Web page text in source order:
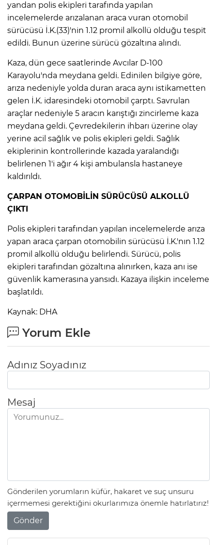
yandan polis ekipleri tarafında yapılan
incelemelerde arızalanan araca vuran otomobil
sürücüsü İ.K.(33)'nin 1.12 promil alkollü olduğu tespit
edildi. Bunun üzerine sürücü gözaltına alındı.
Kaza, dün gece saatlerinde Avcılar D-100
Karayolu'nda meydana geldi. Edinilen bilgiye göre,
arıza nedeniyle yolda duran araca aynı istikametten
gelen İ.K. idaresindeki otomobil çarptı. Savrulan
araçlar nedeniyle 5 aracın karıştığı zincirleme kaza
meydana geldi. Çevredekilerin ihbarı üzerine olay
yerine acil sağlık ve polis ekipleri geldi. Sağlık
ekiplerinin kontrollerinde kazada yaralandığı
belirlenen 1'i ağır 4 kişi ambulansla hastaneye
kaldırıldı.
ÇARPAN OTOMOBİLİN SÜRÜCÜSÜ ALKOLLÜ
ÇIKTI
Polis ekipleri tarafından yapılan incelemelerde arıza
yapan araca çarpan otomobilin sürücüsü İ.K.'nın 1.12
promil alkollü olduğu belirlendi. Sürücü, polis
ekipleri tarafından gözaltına alınırken, kaza anı ise
güvenlik kamerasına yansıdı. Kazaya ilişkin inceleme
başlatıldı.
Kaynak: DHA
Yorum Ekle
Adınız Soyadınız
Mesaj
Gönderilen yorumların küfür, hakaret ve suç unsuru
içermemesi gerektiğini okurlarımıza önemle hatırlatırız!
Gönder